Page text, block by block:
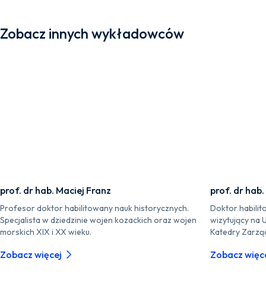
Zobacz innych wykładowców
prof. dr hab. Maciej Franz
Profesor doktor habilitowany nauk historycznych.
Specjalista w dziedzinie wojen kozackich oraz wojen
morskich XIX i XX wieku.
Zobacz więcej
prof. dr
Doktor
wizytujący na
Katedry
Zobacz